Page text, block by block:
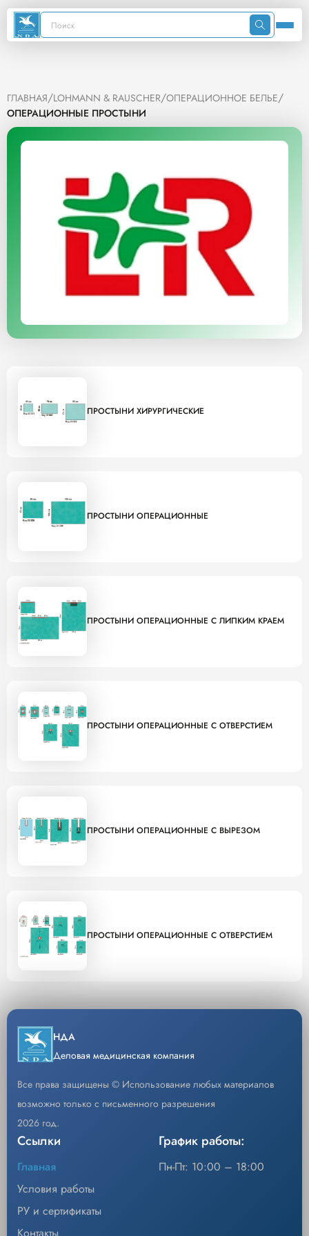
ГЛАВНАЯ/LOHMANN & RAUSCHER/ОПЕРАЦИОННОЕ БЕЛЬЕ/
ОПЕРАЦИОННЫЕ ПРОСТЫНИ
ПРОСТЫНИ ХИРУРГИЧЕСКИЕ
ПРОСТЫНИ ОПЕРАЦИОННЫЕ
ПРОСТЫНИ ОПЕРАЦИОННЫЕ С ЛИПКИМ КРАЕМ
ПРОСТЫНИ ОПЕРАЦИОННЫЕ С ОТВЕРСТИЕМ
ПРОСТЫНИ ОПЕРАЦИОННЫЕ С ВЫРЕЗОМ
ПРОСТЫНИ ОПЕРАЦИОННЫЕ С ОТВЕРСТИЕМ
НДА
Деловая медицинская компания
Все права защищены © Использование любых материалов
возможно только с письменного разрешения
2026 год.
Ссылки
Главная
Условия работы
РУ и сертификаты
Контакты
График работы:
Пн-Пт: 10:00 – 18:00